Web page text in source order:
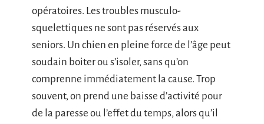
opératoires. Les troubles musculo-
squelettiques ne sont pas réservés aux
seniors. Un chien en pleine force de l’âge peut
soudain boiter ou s’isoler, sans qu’on
comprenne immédiatement la cause. Trop
souvent, on prend une baisse d’activité pour
de la paresse ou l’effet du temps, alors qu’il